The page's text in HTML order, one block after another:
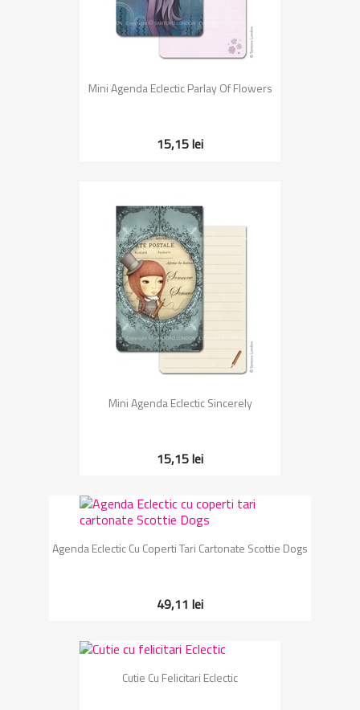
Mini Agenda Eclectic Parlay Of Flowers
15,15 lei
Mini Agenda Eclectic Sincerely
15,15 lei
Agenda Eclectic Cu Coperti Tari Cartonate Scottie Dogs
49,11 lei
Cutie Cu Felicitari Eclectic